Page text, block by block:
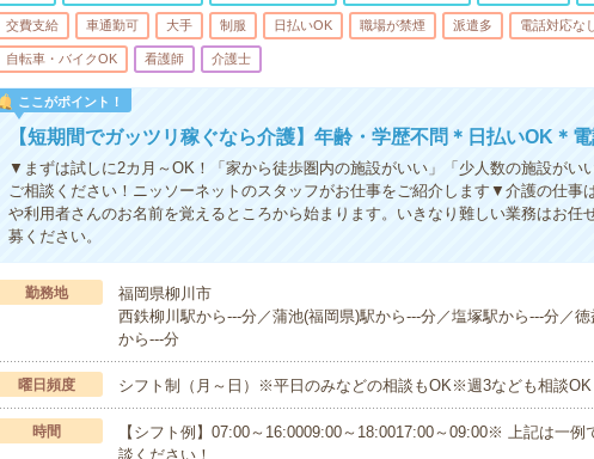
交費支給 車通勤可 大手 制服 日払いOK 職場が禁煙 派遣多 電話対応な
自転車・バイクOK 看護師 介護士
ここがポイント！
【短期間でガッツリ稼ぐなら介護】年齢・学歴不問＊日払いOK＊
▼まずは試しに2カ月～OK！「家から徒歩圏内の施設がいい」「少人数の施設がい
ご相談ください！ニッソーネットのスタッフがお仕事をご紹介します▼介護の仕事
や利用者さんのお名前を覚えるところから始まります。いきなり難しい業務はお任
募ください。
勤務地
福岡県柳川市
西鉄柳川駅から---分／蒲池(福岡県)駅から---分／塩塚駅から---分／
から---分
曜日頻度 シフト制（月～日）※平日のみなどの相談もOK※週3なども相談OK
時間
【シフト例】07:00～16:0009:00～18:0017:00～09:00※ 上記は一例
談ください！